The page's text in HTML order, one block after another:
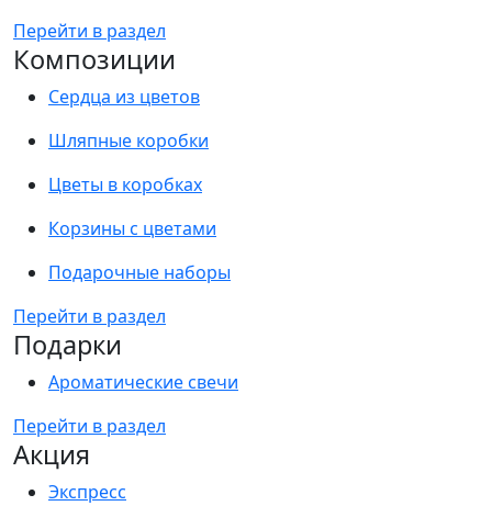
Перейти в раздел
Композиции
Сердца из цветов
Шляпные коробки
Цветы в коробках
Корзины с цветами
Подарочные наборы
Перейти в раздел
Подарки
Ароматические свечи
Перейти в раздел
Акция
Экспресс